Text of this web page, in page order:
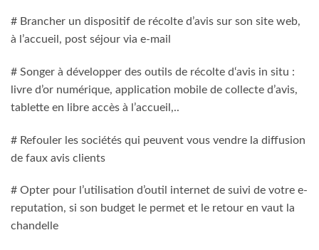
# Brancher un dispositif de récolte d’avis sur son site web,
à l’accueil, post séjour via e-mail
# Songer à développer des outils de récolte d‘avis in situ :
livre d’or numérique, application mobile de collecte d’avis,
tablette en libre accès à l’accueil,..
# Refouler les sociétés qui peuvent vous vendre la diffusion
de faux avis clients
# Opter pour l’utilisation d’outil internet de suivi de votre e-
reputation, si son budget le permet et le retour en vaut la
chandelle